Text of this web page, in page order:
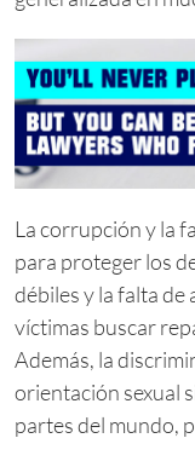
La corrupción y la
para proteger los
débiles y la falta de
víctimas buscar
Además, la
orientación sexual
partes del mundo,